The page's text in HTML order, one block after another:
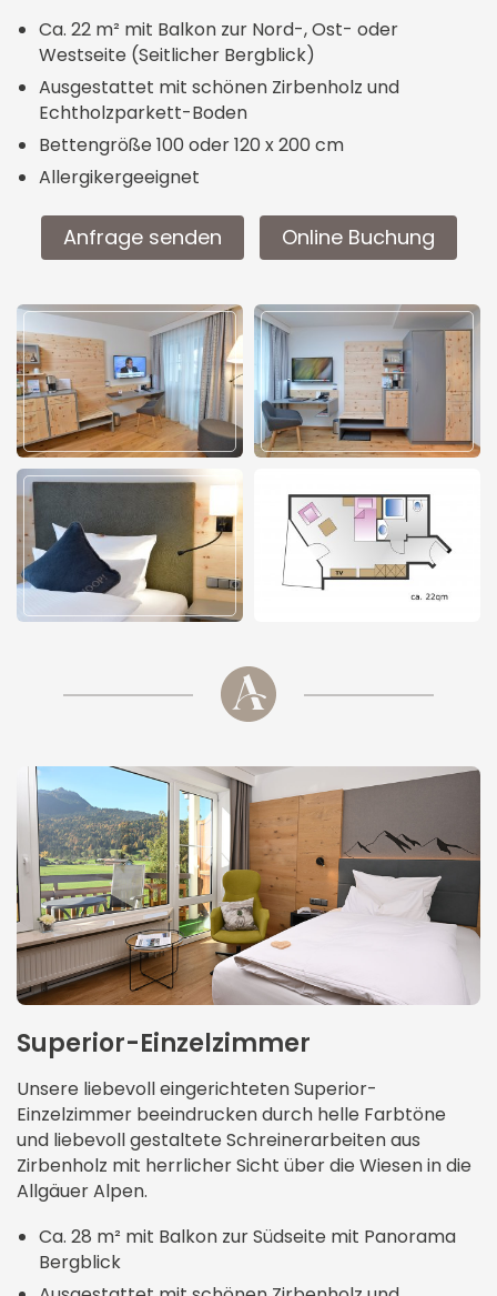
Ca. 22 m² mit Balkon zur Nord-, Ost- oder
Westseite (Seitlicher Bergblick)
Ausgestattet mit schönen Zirbenholz und
Echtholzparkett-Boden
Bettengröße 100 oder 120 x 200 cm
Allergikergeeignet
Anfrage senden Online Buchung
Superior-Einzelzimmer
Unsere liebevoll eingerichteten Superior-
Einzelzimmer beeindrucken durch helle Farbtöne
und liebevoll gestaltete Schreinerarbeiten aus
Zirbenholz mit herrlicher Sicht über die Wiesen in die
Allgäuer Alpen.
Ca. 28 m² mit Balkon zur Südseite mit Panorama
Bergblick